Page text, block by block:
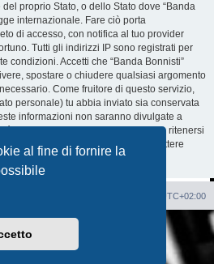
al fine di fornire la
proprio Stato, o dello Stato dove “Banda
internazionale. Fare ciò porta
di accesso, con notifica al tuo provider
Tutti gli indirizzi IP sono registrati per
condizioni. Accetti che “Banda Bonnisti”
spostare o chiudere qualsiasi argomento
Come fruitore di questo servizio,
personale) tu abbia inviato sia conservata
informazioni non saranno divulgate a
“Banda Bonnisti” o phpBB sono da ritenersi
al sistema che possa compromettere
UTC+02:00
Italiana
AIF_COPYRIGHT